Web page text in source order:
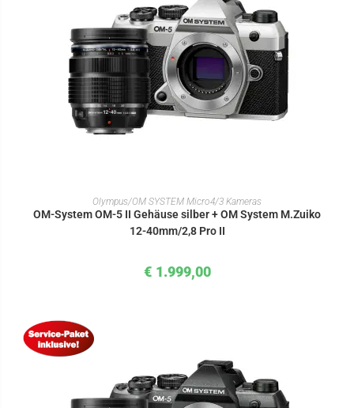
IN DEN WARENKORB
Olympus/OM SYSTEM Micro4/3 Kameras
OM-System OM-5 II Gehäuse silber + OM System M.Zuiko
12-40mm/2,8 Pro II
€ 1.999,00